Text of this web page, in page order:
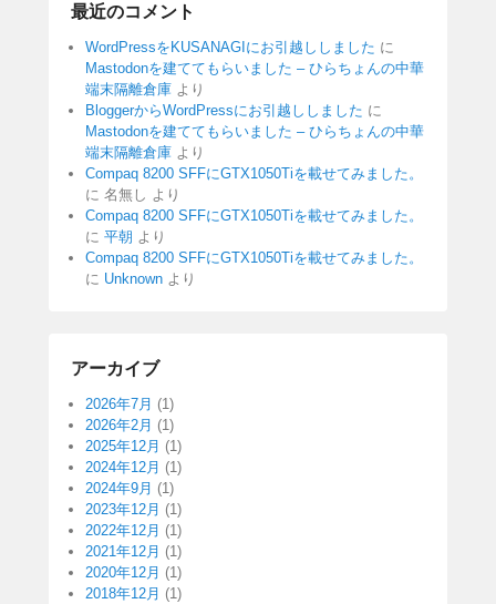
最近のコメント
WordPressをKUSANAGIにお引越ししました に
Mastodonを建ててもらいました – ひらちょんの中華
端末隔離倉庫 より
BloggerからWordPressにお引越ししました に
Mastodonを建ててもらいました – ひらちょんの中華
端末隔離倉庫 より
Compaq 8200 SFFにGTX1050Tiを載せてみました。
に 名無し より
Compaq 8200 SFFにGTX1050Tiを載せてみました。
に 平朝 より
Compaq 8200 SFFにGTX1050Tiを載せてみました。
に Unknown より
アーカイブ
2026年7月 (1)
2026年2月 (1)
2025年12月 (1)
2024年12月 (1)
2024年9月 (1)
2023年12月 (1)
2022年12月 (1)
2021年12月 (1)
2020年12月 (1)
2018年12月 (1)